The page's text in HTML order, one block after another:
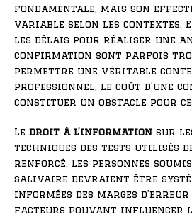
fondamentale, mais son
variable selon les contextes.
les délais pour réaliser une
confirmation sont parfois
permettre une véritable
professionnel, le coût d’une
constituer un obstacle pour
Le droit à l’information sur
techniques des tests utilisés
renforcé. Les personnes
salivaire devraient être
informées des marges d’erreur
facteurs pouvant influencer